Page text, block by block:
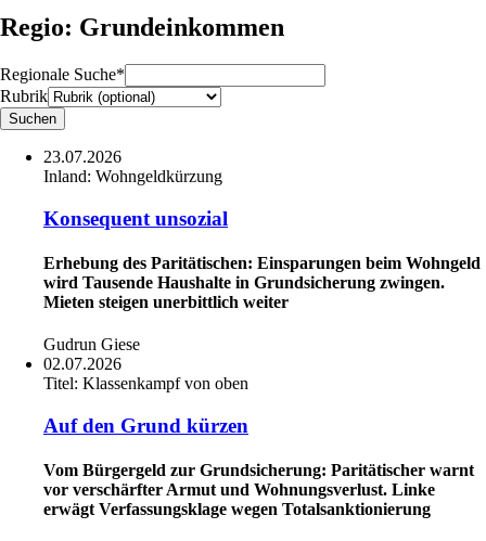
Regio: Grundeinkommen
Regionale Suche*
Rubrik
23.07.2026
Inland: Wohngeldkürzung
Konsequent unsozial
Erhebung des Paritätischen: Einsparungen beim Wohngeld
wird Tausende Haushalte in Grundsicherung zwingen.
Mieten steigen unerbittlich weiter
Gudrun Giese
02.07.2026
Titel: Klassenkampf von oben
Auf den Grund kürzen
Vom Bürgergeld zur Grundsicherung: Paritätischer warnt
vor verschärfter Armut und Wohnungsverlust. Linke
erwägt Verfassungsklage wegen Totalsanktionierung